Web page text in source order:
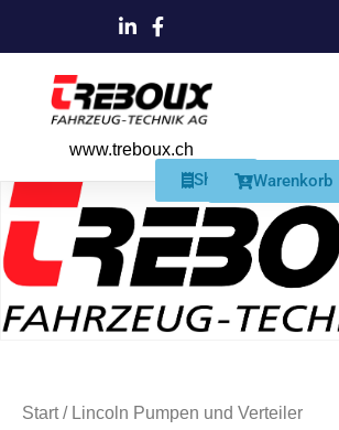
www.treboux.ch
Shop Warenkorb
Start/ Lincoln Pumpen und Verteiler